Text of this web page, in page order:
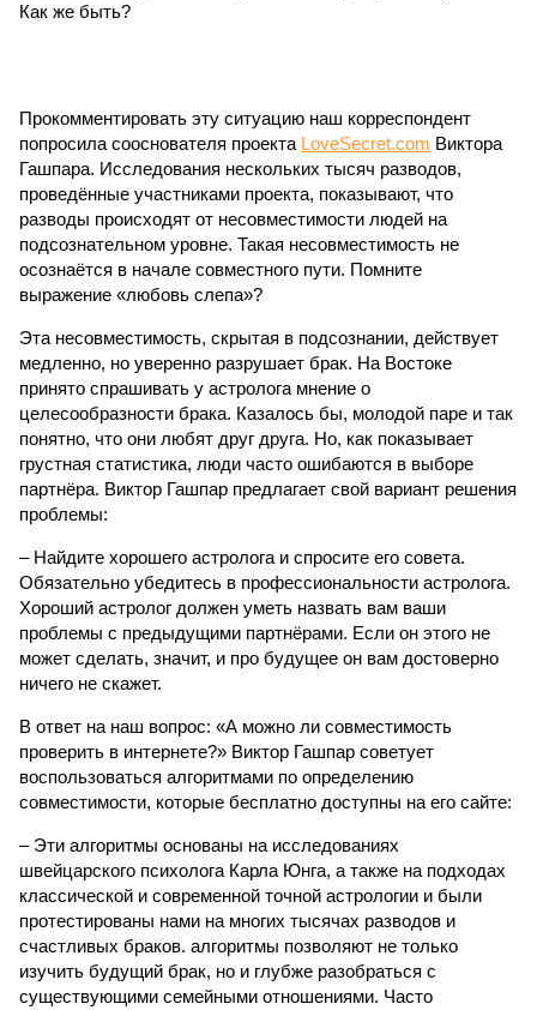
Как же быть?
Прокомментировать эту ситуацию наш корреспондент
попросила сооснователя проекта LoveSecret.com Виктора
Гашпара. Исследования нескольких тысяч разводов,
проведённые участниками проекта, показывают, что
разводы происходят от несовместимости людей на
подсознательном уровне. Такая несовместимость не
осознаётся в начале совместного пути. Помните
выражение «любовь слепа»?
Эта несовместимость, скрытая в подсознании, действует
медленно, но уверенно разрушает брак. На Востоке
принято спрашивать у астролога мнение о
целесообразности брака. Казалось бы, молодой паре и так
понятно, что они любят друг друга. Но, как показывает
грустная статистика, люди часто ошибаются в выборе
партнёра. Виктор Гашпар предлагает свой вариант решения
проблемы:
– Найдите хорошего астролога и спросите его совета.
Обязательно убедитесь в профессиональности астролога.
Хороший астролог должен уметь назвать вам ваши
проблемы с предыдущими партнёрами. Если он этого не
может сделать, значит, и про будущее он вам достоверно
ничего не скажет.
В ответ на наш вопрос: «А можно ли совместимость
проверить в интернете?» Виктор Гашпар советует
воспользоваться алгоритмами по определению
совместимости, которые бесплатно доступны на его сайте:
– Эти алгоритмы основаны на исследованиях
швейцарского психолога Карла Юнга, а также на подходах
классической и современной точной астрологии и были
протестированы нами на многих тысячах разводов и
счастливых браков. алгоритмы позволяют не только
изучить будущий брак, но и глубже разобраться с
существующими семейными отношениями. Часто